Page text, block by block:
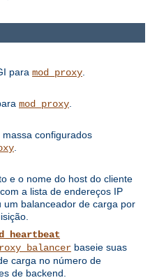
para mod_proxy.
mod_proxy.
configurados
.
e o nome do host do cliente
a lista de endereços IP
balanceador de carga por
baseie suas
carga no número de
de backend.